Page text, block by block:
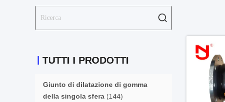
TUTTI I PRODOTTI
Giunto di dilatazione di gomma
della singola sfera (144)